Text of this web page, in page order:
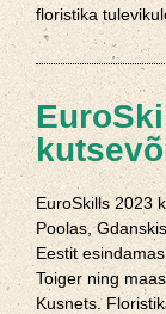
floristika
EuroSkills 2023
Poolas,
Eestit
Toiger ning
Kusnets.